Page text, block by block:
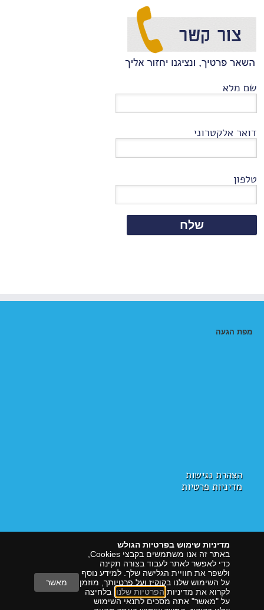
שם מלא
דואר אלקטרוני
טלפון
מפת הגעה
הצהרת נגישות
מדיניות פרטיות
הראל דיגיטלשיווק עם תוצאות
מדיניות שימוש בפרטיות הגולש
כדי לאפשר לאתר לעבוד בצורה תקינה
ולשפר את חוויית הגלישה שלך. למידע נוסף
על השימוש שלנו בקוקיז ועל פרטיותך, מוזמן
לקרוא את מדיניות הפרטיות שלנו . בלחיצה
על "מאשר" אתה מסכים לתנאי השימוש
מאשר